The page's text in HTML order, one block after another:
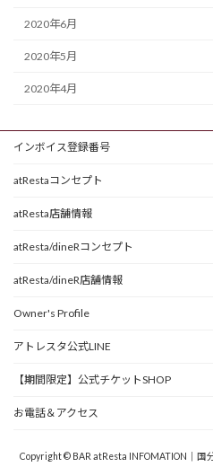
2020年6月
2020年5月
2020年4月
インボイス登録番号
atRestaコンセプト
atResta店舗情報
atResta/dineRコンセプト
atResta/dineR店舗情報
Owner's Profile
アトレスタ公式LINE
【期間限定】公式チケットSHOP
お電話＆アクセス
Copyright © BAR atResta INFOMATION｜国